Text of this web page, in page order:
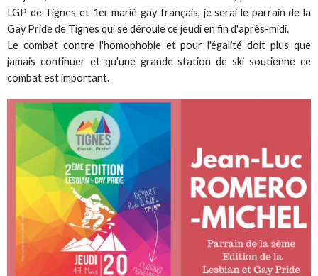
LGP de Tignes et 1er marié gay français, je serai le parrain de la
Gay Pride de Tignes qui se déroule ce jeudi en fin d'après-midi.
Le combat contre l'homophobie et pour l'égalité doit plus que
jamais continuer et qu'une grande station de ski soutienne ce
combat est important.